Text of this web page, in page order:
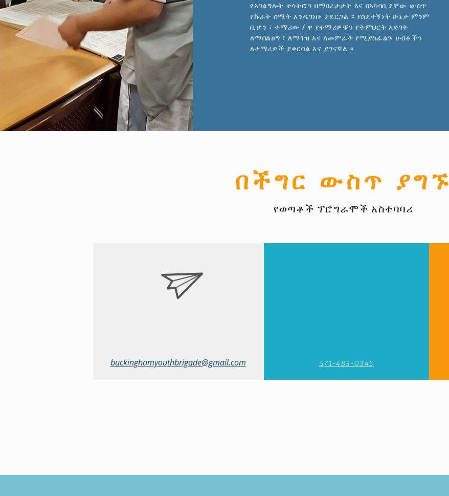
የአገልግሎት ተሳትፎን በማበረታታት እና በአካባቢያቸው ውስጥ
የኩራት ስሜት እንዲገነቡ ያደርጋል ፡፡ የስደተኝነት ሁኔታ ምንም
ቢሆን ፣ ተማሪው / ዋ የተማሪዎቹን የትምህርት እድገት
ለማበልፀግ ፣ ለማገዝ እና ለመምራት የሚያስፈልጉ ሀብቶችን
ለተማሪዎች ያቀርባል እና ያገናኛል ፡፡
በችግር ውስጥ ያግኙ
የወጣቶች ፕሮግራሞች አስተባባሪ
buckinghamyouthbrigade@gmail.com 571-483-0345